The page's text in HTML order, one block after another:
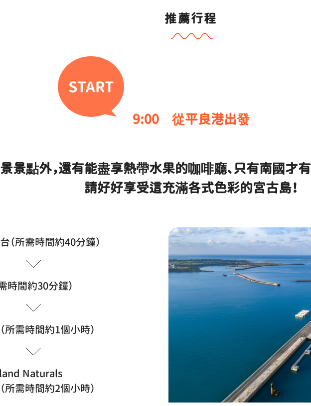
推薦行程
9:00 從平良港出發
景點外，還有能盡享熱帶水果的咖啡廳、只有南國才有
請好好享受這充滿各式色彩的宮古島！
（所需時間約40分鐘）
時間約30分鐘）
所需時間約1個小時）
Naturals
所需時間約2個小時）